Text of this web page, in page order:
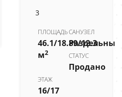
3
ПЛОЩАДЬ
46.1/18.89/12.3
м2
САНУЗЕЛ
Раздельный
СТАТУС
Продано
ЭТАЖ
16/17